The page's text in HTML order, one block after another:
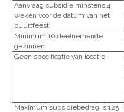
Aanvraag subsidie minstens 4
weken voor de datum van het
buurtfeest
Minimum 10 deelnemende
gezinnen
Geen specificatie van locatie
Maximum subsidiebedrag is 125